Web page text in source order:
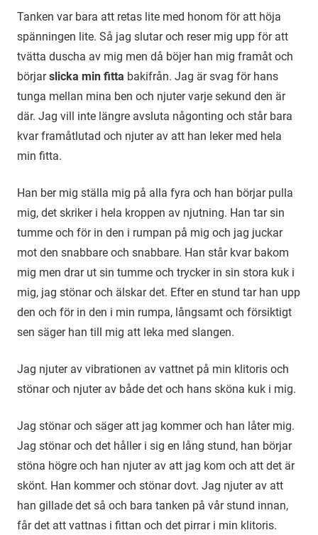
Tanken var bara att retas lite med honom för att höja
spänningen lite. Så jag slutar och reser mig upp för att
tvätta duscha av mig men då böjer han mig framåt och
börjarslicka min fitta bakifrån. Jag är svag för hans
tunga mellan mina ben och njuter varje sekund den är
där. Jag vill inte längre avsluta någonting och står bara
kvar framåtlutad och njuter av att han leker med hela
min fitta.
Han ber mig ställa mig på alla fyra och han börjar pulla
mig, det skriker i hela kroppen av njutning. Han tar sin
tumme och för in den i rumpan på mig och jag juckar
mot den snabbare och snabbare. Han står kvar bakom
mig men drar ut sin tumme och trycker in sin stora kuk i
mig, jag stönar och älskar det. Efter en stund tar han upp
den och för in den i min rumpa, långsamt och försiktigt
sen säger han till mig att leka med slangen.
Jag njuter av vibrationen av vattnet på min klitoris och
stönar och njuter av både det och hans sköna kuk i mig.
Jag stönar och säger att jag kommer och han låter mig.
Jag stönar och det håller i sig en lång stund, han börjar
stöna högre och han njuter av att jag kom och att det är
skönt. Han kommer och stönar dovt. Jag njuter av att
han gillade det så och bara tanken på vår stund innan,
får det att vattnas i fittan och det pirrar i min klitoris.